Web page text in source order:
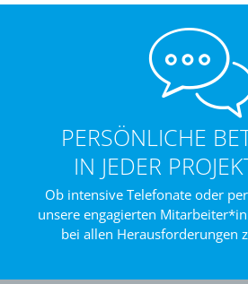
PERSÖNLICHE
IN JEDER
Ob intensive Telefonate oder
unsere engagierten
bei allen Herausforderungen